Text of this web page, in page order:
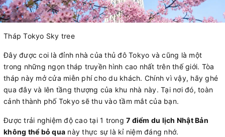
Tháp Tokyo Sky tree
Đây được coi là đỉnh nhà của thủ đô Tokyo và cũng là một
trong những ngọn tháp truyền hình cao nhất trên thế giới. Tòa
tháp này mở cửa miễn phí cho du khách. Chính vì vậy, hãy ghé
qua đây và lên tầng thượng của khu nhà này. Tại nơi đó, toàn
cảnh thành phố Tokyo sẽ thu vào tầm mắt của bạn.
Được trải nghiệm độ cao tại 1 trong 7 điểm du lịch Nhật Bản
không thể bỏ qua này thực sự là kỉ niệm đáng nhớ.